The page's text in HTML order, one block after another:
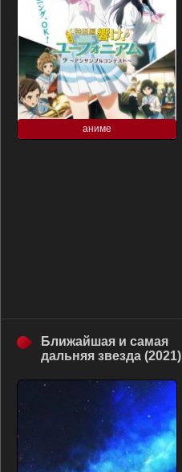
аниме
Ближайшая и самая
дальняя звезда (2021)